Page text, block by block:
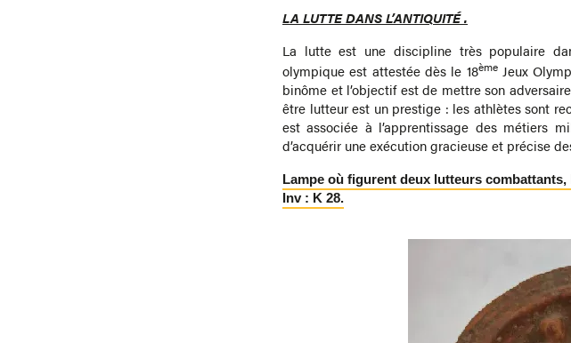
LA LUTTE DANS L’ANTIQUITÉ .
La lutte est une discipline très populaire
olympique est attestée dès le 18èmeJeux
binôme et l’objectif est de mettre son
être lutteur est un prestige : les athlètes sont
est associée à l’apprentissage des métiers
d’acquérir une exécution gracieuse et précise
Lampe où figurent deux lutteurs combattants,
Inv : K 28.